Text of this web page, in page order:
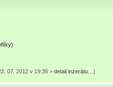
07. 2012 v 19:36 > detail inzerátu… )